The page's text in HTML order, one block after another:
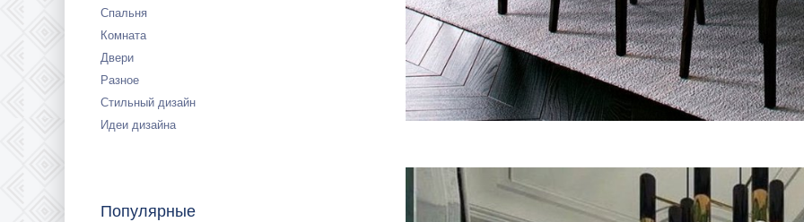
Спальня
Комната
Двери
Разное
Стильный дизайн
Идеи дизайна
Популярные